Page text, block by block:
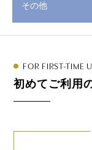
その他
FOR FIRST-TIME
初めてご利用